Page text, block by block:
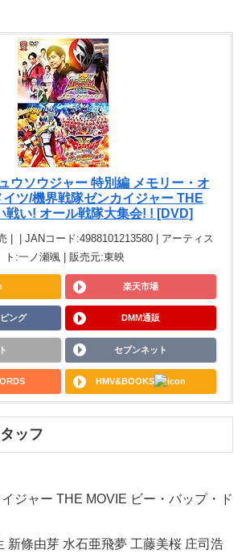
ウソウジャー 特別編 メモリー・オ
ツ/機界戦隊ゼンカイジャー THE
戦い! オール戦隊大集会! ! [DVD]
| | JANコード:4988101213580 | アーティス
ト:一ノ瀬颯 | 販売元:東映
楽天市場
ング DMM通販
セブンネット
HMV&BOOKS
ッフ
ジャー THE MOVIE ビー・バップ・ド
新條由芽 水石亜飛夢 工藤美桜 庄司浩